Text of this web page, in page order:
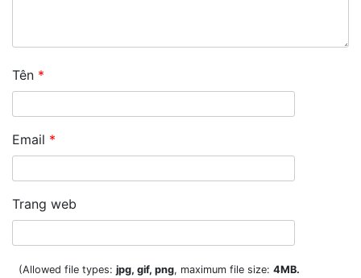
Tên *
Email *
Trang web
(Allowed file types: jpg, gif, png, maximum file size: 4MB.